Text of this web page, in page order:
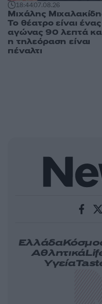
18:4407.08.26
Μιχάλης
Το θέατρο είναι ένας
αγώνας 90 λεπτά
η τηλεόραση είναι
πέναλτι
Ελλάδα
Αθλητικά
Υγεία